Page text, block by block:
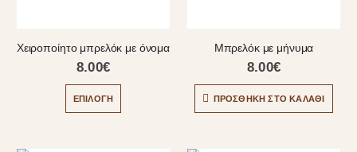
Χειροποίητο μπρελόκ με όνομα
8.00€
ΕΠΙΛΟΓΉ
Μπρελόκ με μήνυμα
8.00€
ΠΡΟΣΘΉΚΗ ΣΤΟ ΚΑΛΆΘΙ